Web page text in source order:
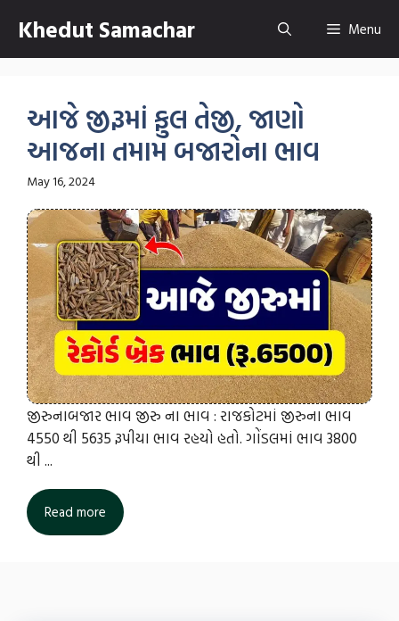
content
Khedut Samachar Menu
આજે જીરૂમાં ફુલ તેજી, જાણો
આજના તમામ બજારોના ભાવ
May 16, 2024
જીરુનાબજાર ભાવ જીરુ ના ભાવ : રાજકોટમાં જીરુના ભાવ
4550 થી 5635 રૂપીયા ભાવ રહયો હતો. ગોંડલમાં ભાવ 3800
થી ...
Read more